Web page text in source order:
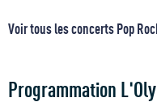
Voir tous les concerts Pop
Programmation